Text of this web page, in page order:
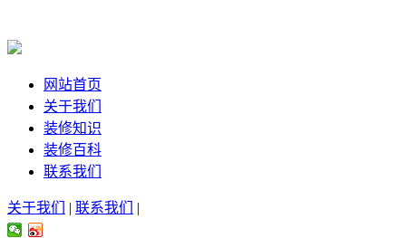
网站首页
关于我们
装修知识
装修百科
联系我们
关于我们 | 联系我们 |